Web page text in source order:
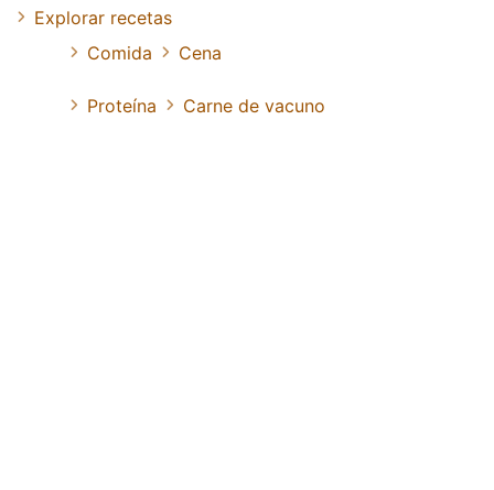
Explorar recetas
Comida
Cena
Proteína Carne de vacuno